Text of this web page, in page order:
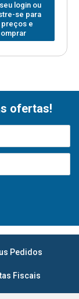
login ou
se para
preços e
ofertas!
Pedidos
Fiscais